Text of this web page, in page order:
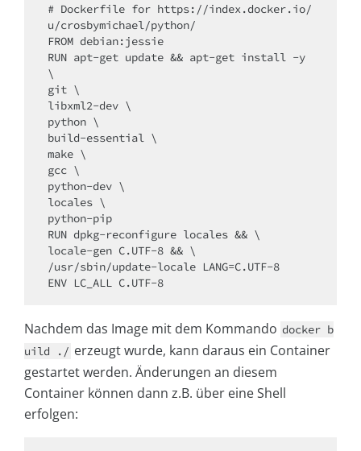
# Dockerfile for https://index.docker.io/
u/crosbymichael/python/
FROM debian:jessie
RUN apt-get update && apt-get install -y
\
git \
libxml2-dev \
python \
build-essential \
make \
gcc \
python-dev \
locales \
python-pip
RUN dpkg-reconfigure locales && \
locale-gen C.UTF-8 && \
/usr/sbin/update-locale LANG=C.UTF-8
Nachdem das Image mit dem Kommando docker b
uild ./ erzeugt wurde, kann daraus ein Container
gestartet werden. Änderungen an diesem
Container können dann z.B. über eine Shell
erfolgen: